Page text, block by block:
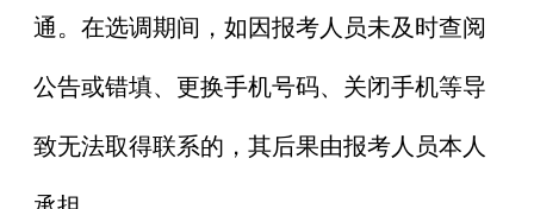
通。在选调期间，如因报考人员未及时查阅
公告或错填、更换手机号码、关闭手机等导
致无法取得联系的，其后果由报考人员本人